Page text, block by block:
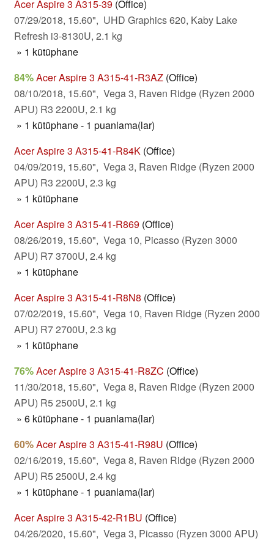
Acer Aspire 3 A315-39 (Office)
07/29/2018, 15.60", UHD Graphics 620, Kaby Lake
Refresh i3-8130U, 2.1 kg
» 1 kütüphane
84%Acer Aspire 3 A315-41-R3AZ (Office)
08/10/2018, 15.60", Vega 3, Raven Ridge (Ryzen 2000
APU) R3 2200U, 2.1 kg
» 1 kütüphane - 1 puanlama(lar)
Acer Aspire 3 A315-41-R84K (Office)
04/09/2019, 15.60", Vega 3, Raven Ridge (Ryzen 2000
APU) R3 2200U, 2.3 kg
» 1 kütüphane
Acer Aspire 3 A315-41-R869 (Office)
08/26/2019, 15.60", Vega 10, Picasso (Ryzen 3000
APU) R7 3700U, 2.4 kg
» 1 kütüphane
Acer Aspire 3 A315-41-R8N8 (Office)
07/02/2019, 15.60", Vega 10, Raven Ridge (Ryzen 2000
APU) R7 2700U, 2.3 kg
» 1 kütüphane
76%Acer Aspire 3 A315-41-R8ZC (Office)
11/30/2018, 15.60", Vega 8, Raven Ridge (Ryzen 2000
APU) R5 2500U, 2.1 kg
» 6 kütüphane - 1 puanlama(lar)
60%Acer Aspire 3 A315-41-R98U (Office)
02/16/2019, 15.60", Vega 8, Raven Ridge (Ryzen 2000
APU) R5 2500U, 2.4 kg
» 1 kütüphane - 1 puanlama(lar)
Acer Aspire 3 A315-42-R1BU (Office)
04/26/2020, 15.60", Vega 3, Picasso (Ryzen 3000 APU)